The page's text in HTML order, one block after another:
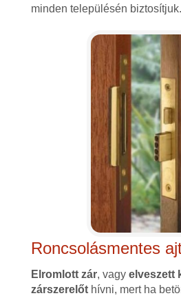
minden településén biztosítjuk.
Roncsolásmentes
Elromlott zár, vagy elveszett
zárszerelőthívni, mert ha